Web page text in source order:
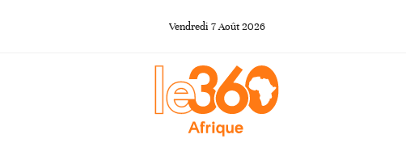
Vendredi 7Août 2026